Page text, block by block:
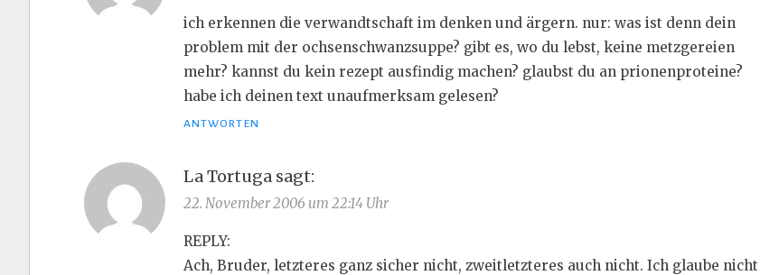
ich erkennen die verwandtschaft im denken und ärgern. nur: was ist denn dein
problem mit der ochsenschwanzsuppe? gibt es, wo du lebst, keine metzgereien
mehr? kannst du kein rezept ausfindig machen? glaubst du an prionenproteine?
habe ich deinen text unaufmerksam gelesen?
ANTWORTEN
La Tortuga sagt:
22. November 2006 um 22:14 Uhr
REPLY:
Ach, Bruder, letzteres ganz sicher nicht, zweitletzteres auch nicht. Ich glaube nicht